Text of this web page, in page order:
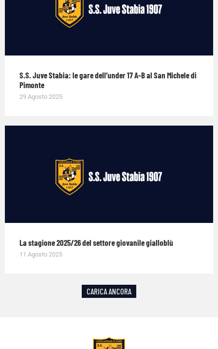
S.S. Juve Stabia: le gare dell’under 17 A-B al San Michele di
Pimonte
29 Agosto 2025
La stagione 2025/26 del settore giovanile gialloblù
11 Agosto 2025
CARICA ANCORA